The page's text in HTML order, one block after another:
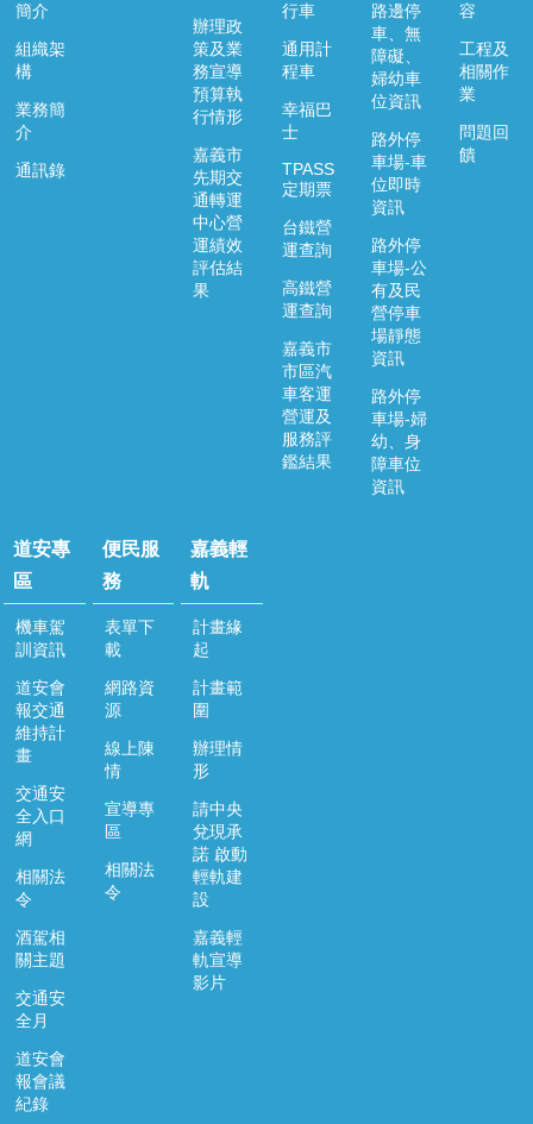
簡介
組織架
構
業務簡
介
通訊錄
辦理政
策及業
務宣導
預算執
行情形
嘉義市
先期交
通轉運
中心營
運績效
評估結
果
行車
通用計
程車
幸福巴
士
TPASS
定期票
台鐵營
運查詢
高鐵營
運查詢
嘉義市
市區汽
車客運
營運及
服務評
鑑結果
路邊停
車、無
障礙、
婦幼車
位資訊
路外停
車場-車
位即時
資訊
路外停
車場-公
有及民
營停車
場靜態
資訊
路外停
車場-婦
幼、身
障車位
資訊
容
工程及
相關作
業
問題回
饋
道安專
區
機車駕
訓資訊
道安會
報交通
維持計
畫
交通安
全入口
網
相關法
令
酒駕相
關主題
交通安
全月
道安會
報會議
紀錄
便民服
務
表單下
載
網路資
源
線上陳
情
宣導專
區
相關法
令
嘉義輕
軌
計畫緣
起
計畫範
圍
辦理情
形
請中央
兌現承
諾 啟動
輕軌建
設
嘉義輕
軌宣導
影片